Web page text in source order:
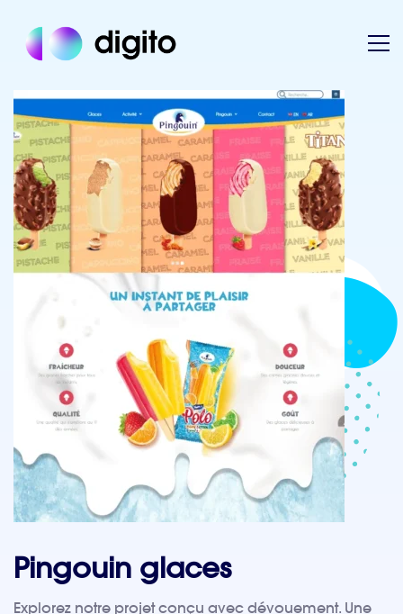
Pingouin glaces
Explorez notre projet conçu avec dévouement. Une